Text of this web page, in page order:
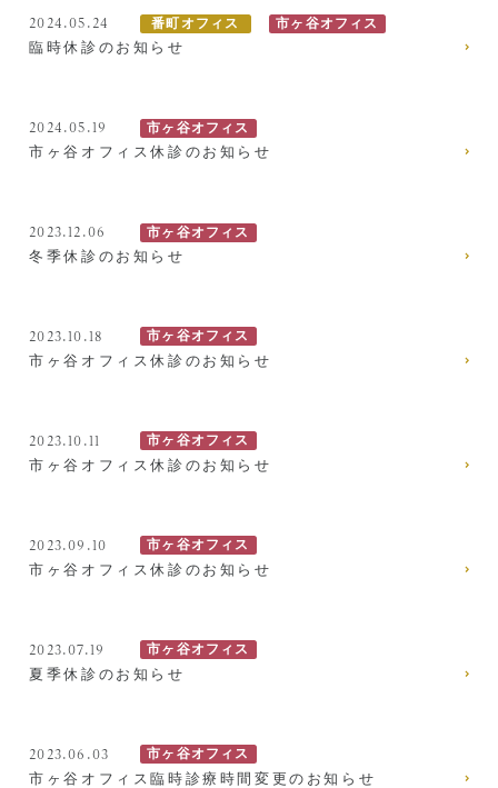
歯列矯正/インビザライン
治療の手順
治療費
歯内療法/マイクロエンド
当院の治療のポイント
症例集
歯周病治療とは
再生療法とは
2024.05.24 番町オフィス 市ヶ谷オフィス
臨時休診のお知らせ
2024.05.19 市ヶ谷オフィス
市ヶ谷オフィス休診のお知らせ
2023.12.06 市ヶ谷オフィス
冬季休診のお知らせ
2023.10.18 市ヶ谷オフィス
市ヶ谷オフィス休診のお知らせ
2023.10.11 市ヶ谷オフィス
市ヶ谷オフィス休診のお知らせ
2023.09.10 市ヶ谷オフィス
市ヶ谷オフィス休診のお知らせ
2023.07.19 市ヶ谷オフィス
夏季休診のお知らせ
2023.06.03 市ヶ谷オフィス
市ヶ谷オフィス臨時診療時間変更のお知らせ